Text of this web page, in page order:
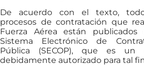
De acuerdo con el texto,
procesos de contratación que
Fuerza Aérea están
Sistema Electrónico de
Pública (SECOP), que es un
debidamente autorizado para tal